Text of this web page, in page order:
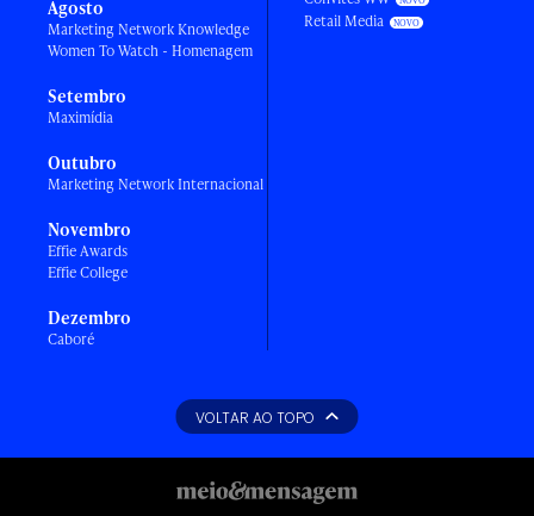
Agosto
Marketing Network Knowledge
Women To Watch - Homenagem
Setembro
Maximídia
Outubro
Marketing Network Internacional
Novembro
Effie Awards
Effie College
Dezembro
Caboré
Retail Media
VOLTAR AO TOPO